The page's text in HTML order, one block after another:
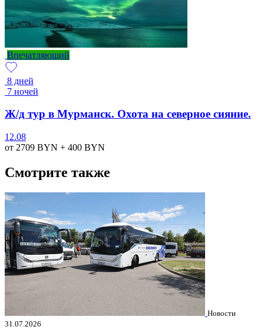
Впечатляющий
8 дней
7 ночей
Ж/д тур в Мурманск. Охота на северное сияние.
12.08
от 2709 BYN + 400 BYN
Смотрите также
Новости
31.07.2026